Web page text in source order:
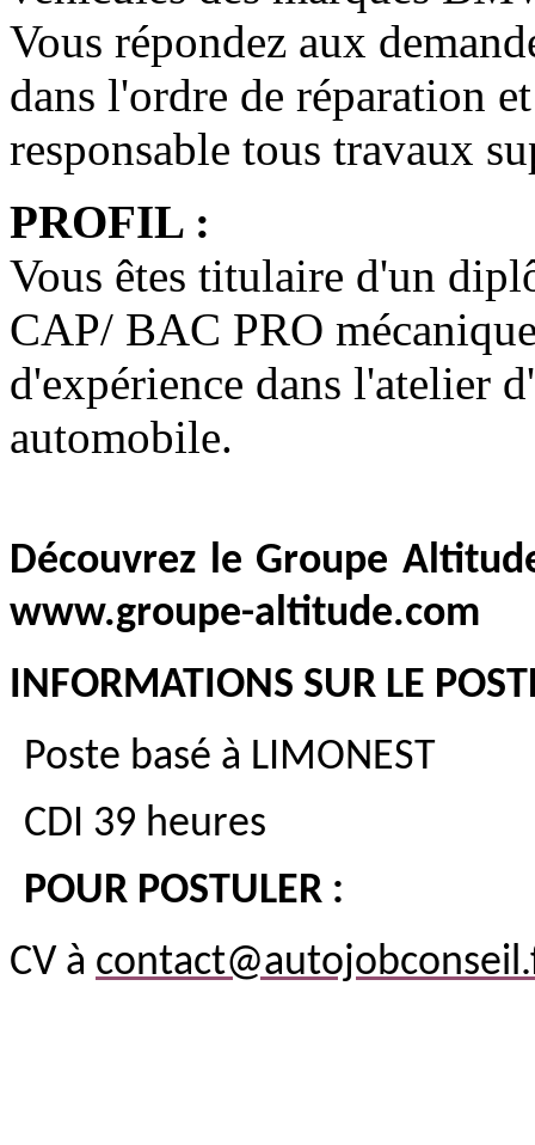
Vous répondez aux
dans l'ordre de réparation
responsable tous travaux
PROFIL :
Vous êtes titulaire d'un
CAP/ BAC PRO
d'expérience dans l'atelier
automobile.
Découvrez le Groupe
www.groupe-altitude.com
INFORMATIONS SUR LE
Poste basé à LIMONEST
CDI 39 heures
POUR POSTULER :
CV à